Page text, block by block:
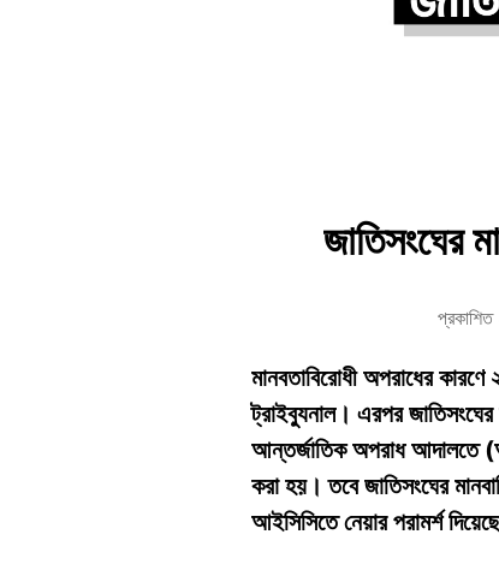
জাতিসংঘের
মানবতাবিরোধী অপরাধের
ট্রাইব্যুনাল। এরপর
আন্তর্জাতিক অপরাধ আদালতে
করা হয়। তবে জাতিসংঘের
আইসিসিতে নেয়ার পরামর্শ